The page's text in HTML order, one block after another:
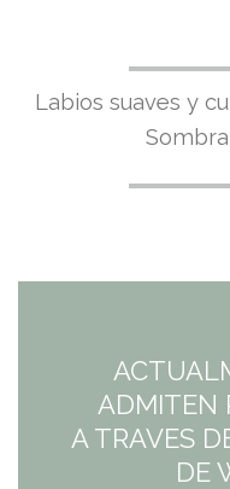
Labios suaves y
ADMITEN
A TRAVES
DE